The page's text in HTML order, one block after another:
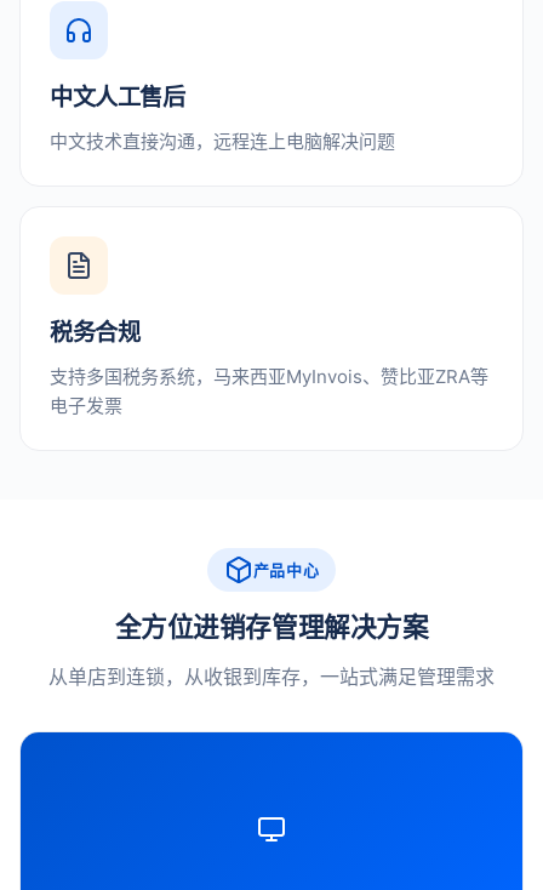
中文人工售后
中文技术直接沟通，远程连上电脑解决问题
税务合规
支持多国税务系统，马来西亚MyInvois、赞比亚ZRA等
电子发票
产品中心
全方位进销存管理解决方案
从单店到连锁，从收银到库存，一站式满足管理需求